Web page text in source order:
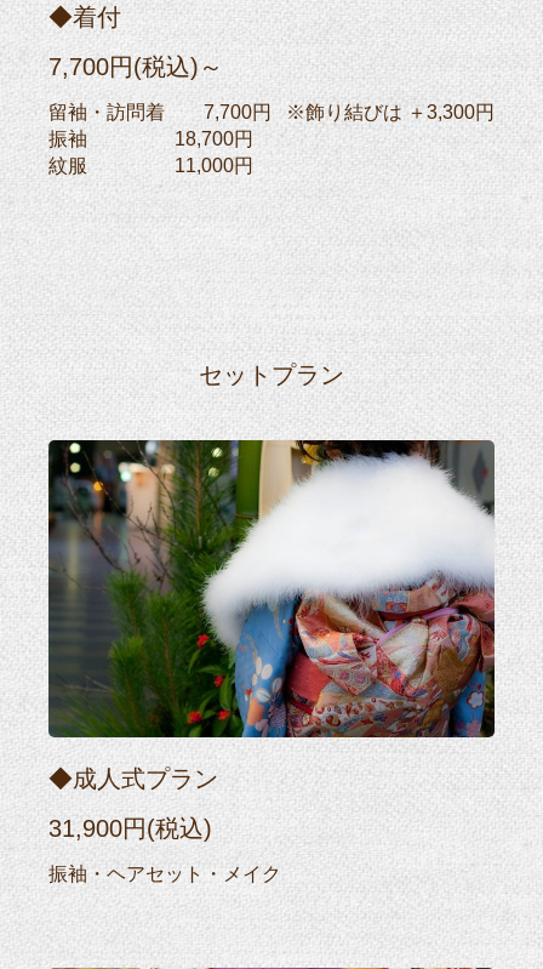
◆着付
7,700円(税込)～
留袖・訪問着 7,700円 ※飾り結びは ＋3,300円
振袖 18,700円
紋服 11,000円
セットプラン
◆成人式プラン
31,900円(税込)
振袖・ヘアセット・メイク